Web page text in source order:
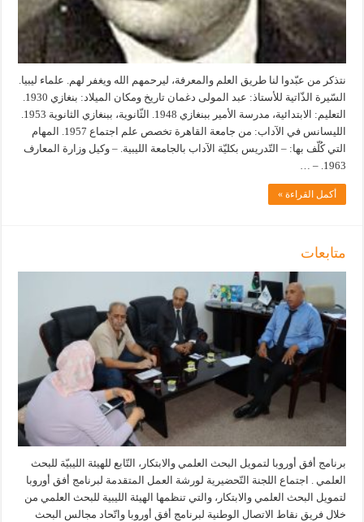
نتذكر من عبّدوا لنا طريق العلم والمعرفة، ليرحمهم الله ويغفر لهم. علماء ليبيا.
السّيرة الذّاتية للأستاذ: عبد المولى دغمان تاريخ ومكان الميلاد: بنغازي 1930.
التعليم: الابتدائية، مدرسة الأمير ببنغازي 1948. الثّانوية، ببنغازي الثانوية 1953.
الليسانس في الآداب: من جامعة القاهرة تخصص علم اجتماع 1957. المهام
التي كُلّف بها: – التّدريس بكليّة الآداب بالجامعة الليبية. – وكيل وزارة المعارف
1963. – …
أكمل القراءة »
متابعات
برنامج أفق أوروبا لتمويل البحث العلمي والابتكار، التّابع للهيئة الليبيّة للبحث
العلمي . اجتماع اللجنة التّحضيرية لورشة العمل المتقدمة لبرنامج أفق أوروبا
لتمويل البحث العلمي والابتكار، والتي تنظمها الهيئة الليبية للبحث العلمي من
خلال فريق نقاط الاتصال الوطنية لبرنامج أفق أوروبا واتّحاد مجالس البحث